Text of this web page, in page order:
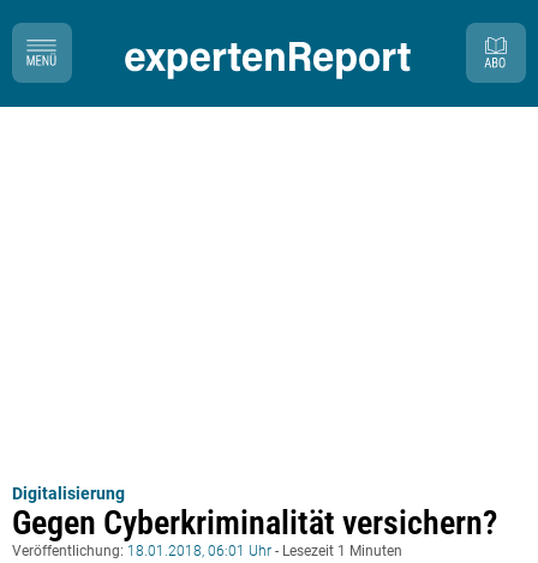
Digitalisierung
Gegen Cyberkriminalität versichern?
Veröffentlichung: 18.01.2018, 06:01 Uhr - Lesezeit 1 Minuten